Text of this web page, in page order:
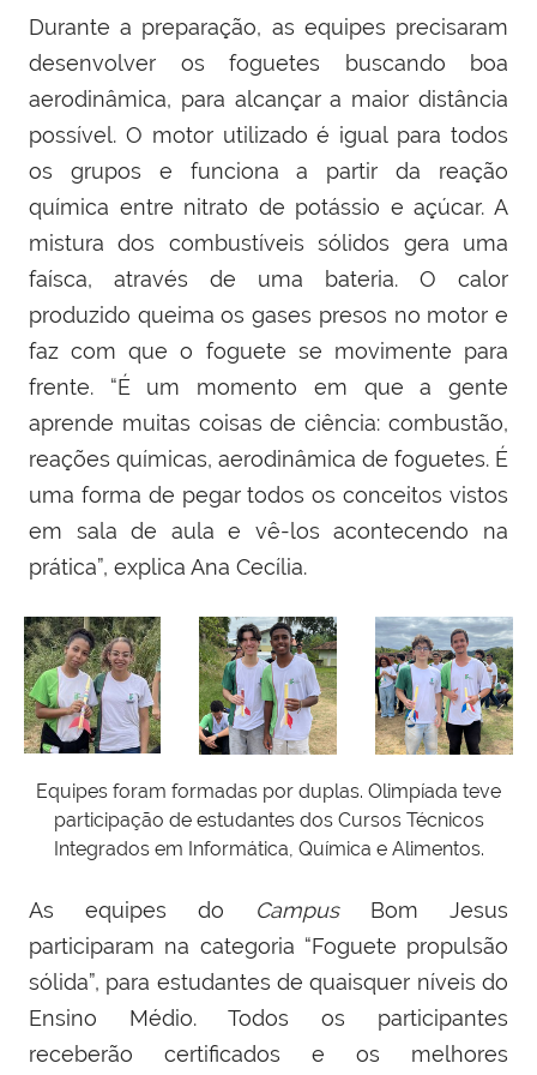
Durante a preparação, as equipes precisaram
desenvolver os foguetes buscando boa
aerodinâmica, para alcançar a maior distância
possível. O motor utilizado é igual para todos
os grupos e funciona a partir da reação
química entre nitrato de potássio e açúcar. A
mistura dos combustíveis sólidos gera uma
faísca, através de uma bateria. O calor
produzido queima os gases presos no motor e
faz com que o foguete se movimente para
frente. “É um momento em que a gente
aprende muitas coisas de ciência: combustão,
reações químicas, aerodinâmica de foguetes. É
uma forma de pegar todos os conceitos vistos
em sala de aula e vê-los acontecendo na
prática”, explica Ana Cecília.
Equipes foram formadas por duplas. Olimpíada teve
participação de estudantes dos Cursos Técnicos
Integrados em Informática, Química e Alimentos.
As equipes do CampusBom Jesus
participaram na categoria “Foguete propulsão
sólida”, para estudantes de quaisquer níveis do
Ensino Médio. Todos os participantes
receberão certificados e os melhores